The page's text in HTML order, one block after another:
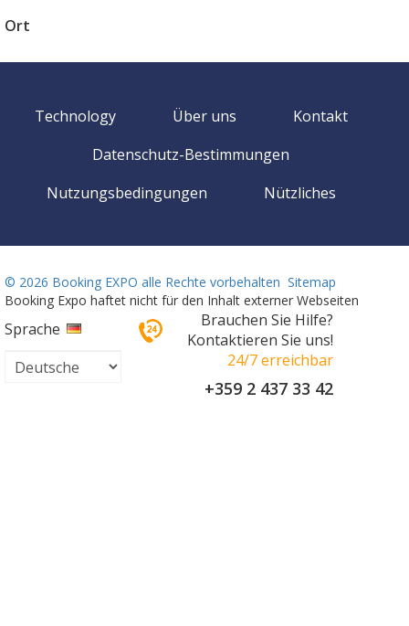
Ort
Technology Über uns
Kontakt
Datenschutz-Bestimmungen
Nutzungsbedingungen
Nützliches
© 2026 Booking EXPO alle Rechte vorbehalten Sitemap
Booking Expo haftet nicht für den Inhalt externer Webseiten
Sprache
Brauchen Sie Hilfe?
Kontaktieren Sie uns!
24/7 erreichbar
+359 2 437 33 42